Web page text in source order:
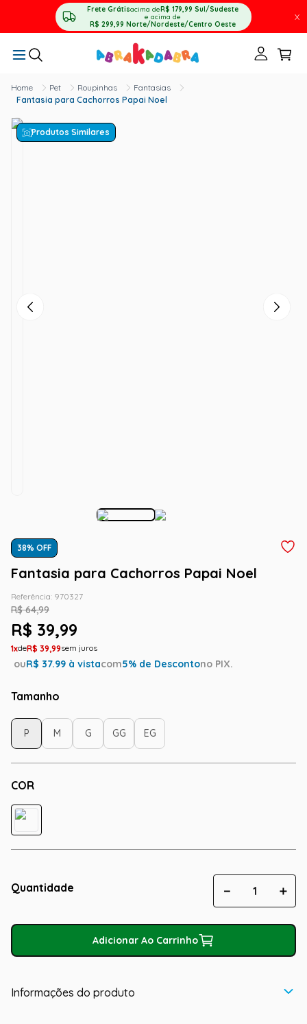
Frete Grátisacima deR$ 179,99 Sul/Sudeste
e acima de
R$ 299,99 Norte/Nordeste/Centro Oeste
X
Pet Roupinhas
Fantasias
Fantasia para Cachorros Papai Noel
Produtos Similares
38% OFF
Fantasia para Cachorros Papai Noel
Referência: 970327
R$ 64,99
R$ 39,99
1 R$ 39,99
ouR$ 37.99 à vistacom5% de Descontono PIX.
Tamanho
COR
P M G GG EG
Quantidade ＋
－
Adicionar Ao Carrinho
Informações do produto